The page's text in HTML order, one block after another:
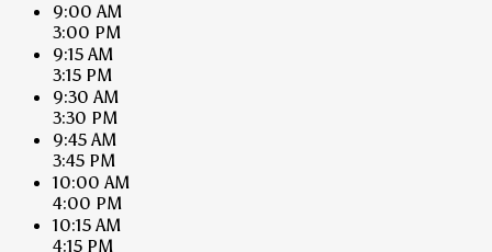
9:00 AM
3:00 PM
9:15 AM
3:15 PM
9:30 AM
3:30 PM
9:45 AM
3:45 PM
10:00 AM
4:00 PM
10:15 AM
4:15 PM